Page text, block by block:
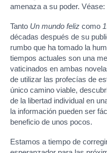
amenaza a su poder.
Tanto Un mundo feliz como
décadas después de su
rumbo que ha tomado la
tiempos actuales son una
vaticinados en ambas
de utilizar las profecías de
único camino viable,
de la libertad individual en
la información pueden ser
beneficio de unos pocos.
Estamos a tiempo de